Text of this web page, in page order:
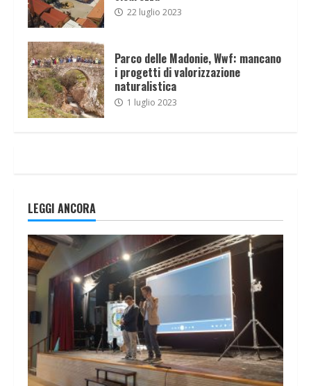
22 luglio 2023
Parco delle Madonie, Wwf: mancano
i progetti di valorizzazione
naturalistica
1 luglio 2023
LEGGI ANCORA